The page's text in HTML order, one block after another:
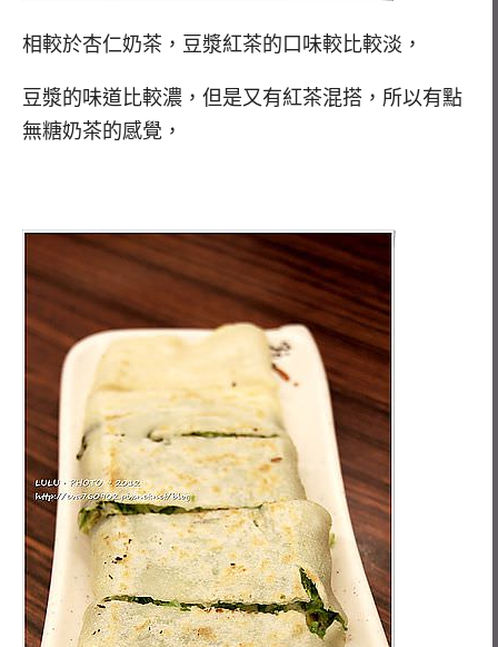
相較於杏仁奶茶，豆漿紅茶的口味較比較淡，
豆漿的味道比較濃，但是又有紅茶混搭，所以有點
無糖奶茶的感覺，